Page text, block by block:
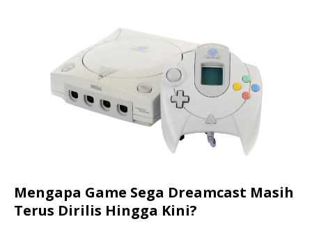
Mengapa Game Sega Dreamcast Masih
Terus Dirilis Hingga Kini?